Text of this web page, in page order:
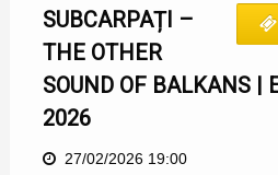
SUBCARPAȚI –
THE OTHER
SOUND OF BALKANS |
2026
27/02/2026 19:00